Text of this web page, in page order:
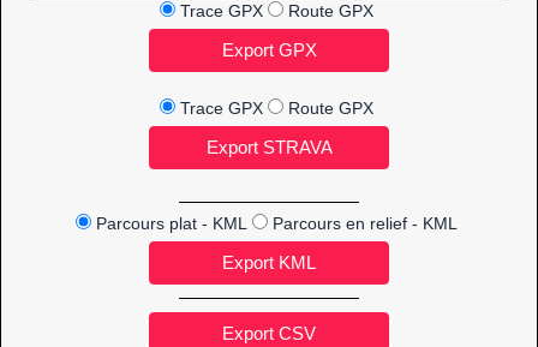
Trace GPX Route GPX
Trace GPX Route GPX
Parcours plat - KML Parcours en relief - KML